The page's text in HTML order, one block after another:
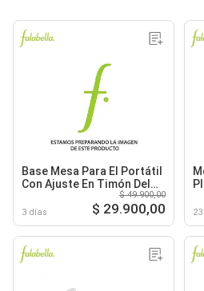
Base Mesa Para El Portátil
Con Ajuste En Timón Del
3 días
$ 49.900,00
$ 29.900,00